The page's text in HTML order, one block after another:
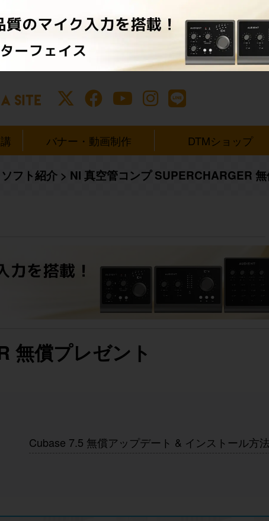
バナー・動画制作 DTMショップ
フト紹介 > NI 真空管コンプ SUPERCHARGER 無
無償プレゼント
Cubase 7.5 無償アップデート & インストール方法